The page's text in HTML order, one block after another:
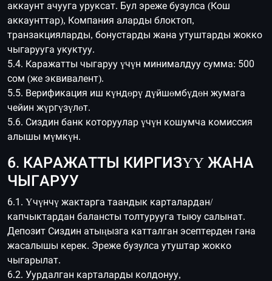
аккаунт ачууга уруксат. Бул эреже бузулса (Кош
аккаунттар), Компания аларды блоктоп,
транзакцияларды, бонустарды жана утуштарды жокко
чыгарууга укуктуу.
5.4. Каражатты чыгаруу үчүн минималдуу сумма: 500
сом (же эквивалент).
5.5. Верификация иш күндөрү дүйшөмбүдөн жумага
чейин жүргүзүлөт.
5.6. Сиздин банк которуулар үчүн кошумча комиссия
алышы мүмкүн.
6. КАРАЖАТТЫ КИРГИЗҮҮ ЖАНА
ЧЫГАРУУ
6.1. Үчүнчү жактарга таандык карталардан/
капчыктардан балансты толтурууга тыюу салынат.
Депозит Сиздин атыңызга катталган эсептерден гана
жасалышы керек. Эреже бузулса утуштар жокко
чыгарылат.
6.2. Уурдалган карталарды колдонуу,